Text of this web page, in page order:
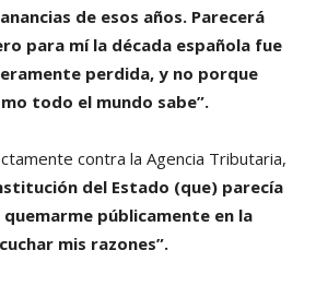
de esos años. Parecerá
para mí la década española fue
perdida, y no porque
todo el mundo sabe”.
contra la Agencia Tributaria,
del Estado (que) parecía
públicamente en la
mis razones”.